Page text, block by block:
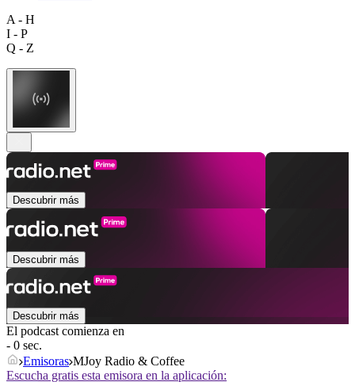
A - H
I - P
Q - Z
Descubrir más
Descubrir más
Descubrir más
El podcast comienza en
- 0 sec.
Emisoras MJoy Radio & Coffee
Escucha gratis esta emisora en la aplicación: